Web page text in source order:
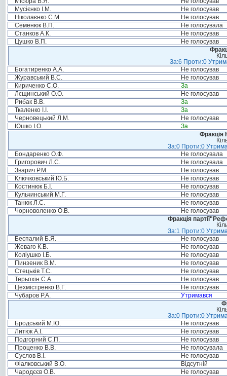
Мусієнко І.М.
Не голосував
Ніколаєнко С.М.
Не голосував
Семенюк В.П.
Не голосувала
Станков А.К.
Не голосував
Цушко В.П.
Не голосував
За:6 Проти:0
Богатиренко А.А.
Не голосував
Журавський В.С.
Не голосував
Кириченко С.О.
За
Лєщинський О.О.
Не голосував
Рибак В.В.
За
Ткаленко І.І.
За
Черновецький Л.М.
Не голосував
Юшко І.О.
За
Фракція
За:0 Проти:0
Бондаренко О.Ф.
Не голосувала
Григорович Л.С.
Не голосувала
Зварич Р.М.
Не голосував
Ключковський Ю.Б.
Не голосував
Костинюк Б.І.
Не голосував
Кульчинський М.Г.
Не голосував
Танюк Л.С.
Не голосував
Чорноволенко О.В.
Не голосував
Фракція
За:1 Проти:0
Беспалий Б.Я.
Не голосував
Жеваго К.В.
Не голосував
Коліушко І.Б.
Не голосував
Пинзеник В.М.
Не голосував
Стецьків Т.С.
Не голосував
Терьохін С.А.
Не голосував
Цехмістренко В.Г.
Не голосував
Чубаров Р.А.
Утримався
За:0 Проти:0
Бродський М.Ю.
Не голосував
Литюк А.І.
Не голосував
Подгорний С.П.
Не голосував
Проценко В.В.
Не голосувала
Суслов В.І.
Не голосував
Фіалковський В.О.
Відсутній
Чародєєв О.В.
Не голосував